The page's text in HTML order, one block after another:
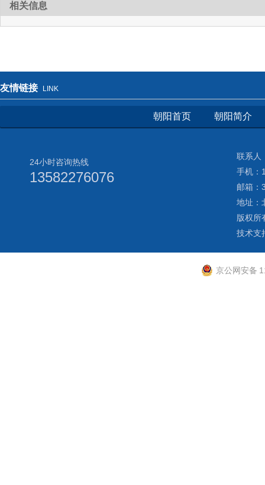
相关信息
友情链接 LINK
朝阳首页 朝阳简介
24小时咨询热线
13582276076
联系
手机：
邮箱
地址：
版权所
技术支
京公网安备